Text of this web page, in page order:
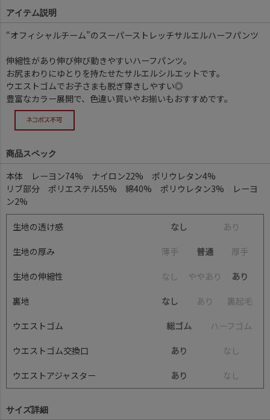
アイテム説明
“オフィシャルチーム”のスーパーストレッチサルエルハーフパンツ
伸縮性があり伸び伸び動きやすいハーフパンツ。
お尻まわりにゆとりを持たせたサルエルシルエットです。
ウエストゴムでお子さまも脱ぎ穿きしやすい◎
豊富なカラー展開で、色違い買いやお揃いもおすすめです。
商品スペック
本体 レーヨン74% ナイロン22% ポリウレタン4%
リブ部分 ポリエステル55% 綿40% ポリウレタン3% レーヨ
ン2%
生地の透け感 なし あ り
生地の厚み 薄手 普通 厚手
生地の伸縮性 な し ややあ り あり
裏地 なし あ り 裏起毛
ウエストゴム 総ゴム ハーフ ゴ ム
ウエストゴム交換口 あり な し
ウエストアジャスター あり な し
サイズ詳細